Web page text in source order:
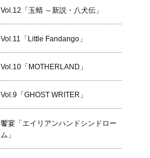
Vol.12「玉蜻 ～新説・八犬伝」
Vol.11「Little Fandango」
Vol.10「MOTHERLAND」
Vol.9「GHOST WRITER」
饗宴「エイリアンハンドシンドロー
ム」